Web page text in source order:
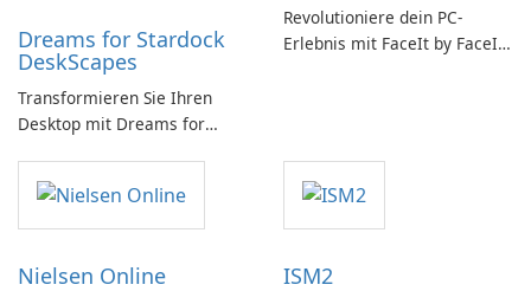
Dreams for Stardock
DeskScapes
Transformieren Sie Ihren
Desktop mit Dreams for
Revolutioniere dein PC-
Erlebnis mit FaceIt by FaceIt
Nielsen Online ISM2